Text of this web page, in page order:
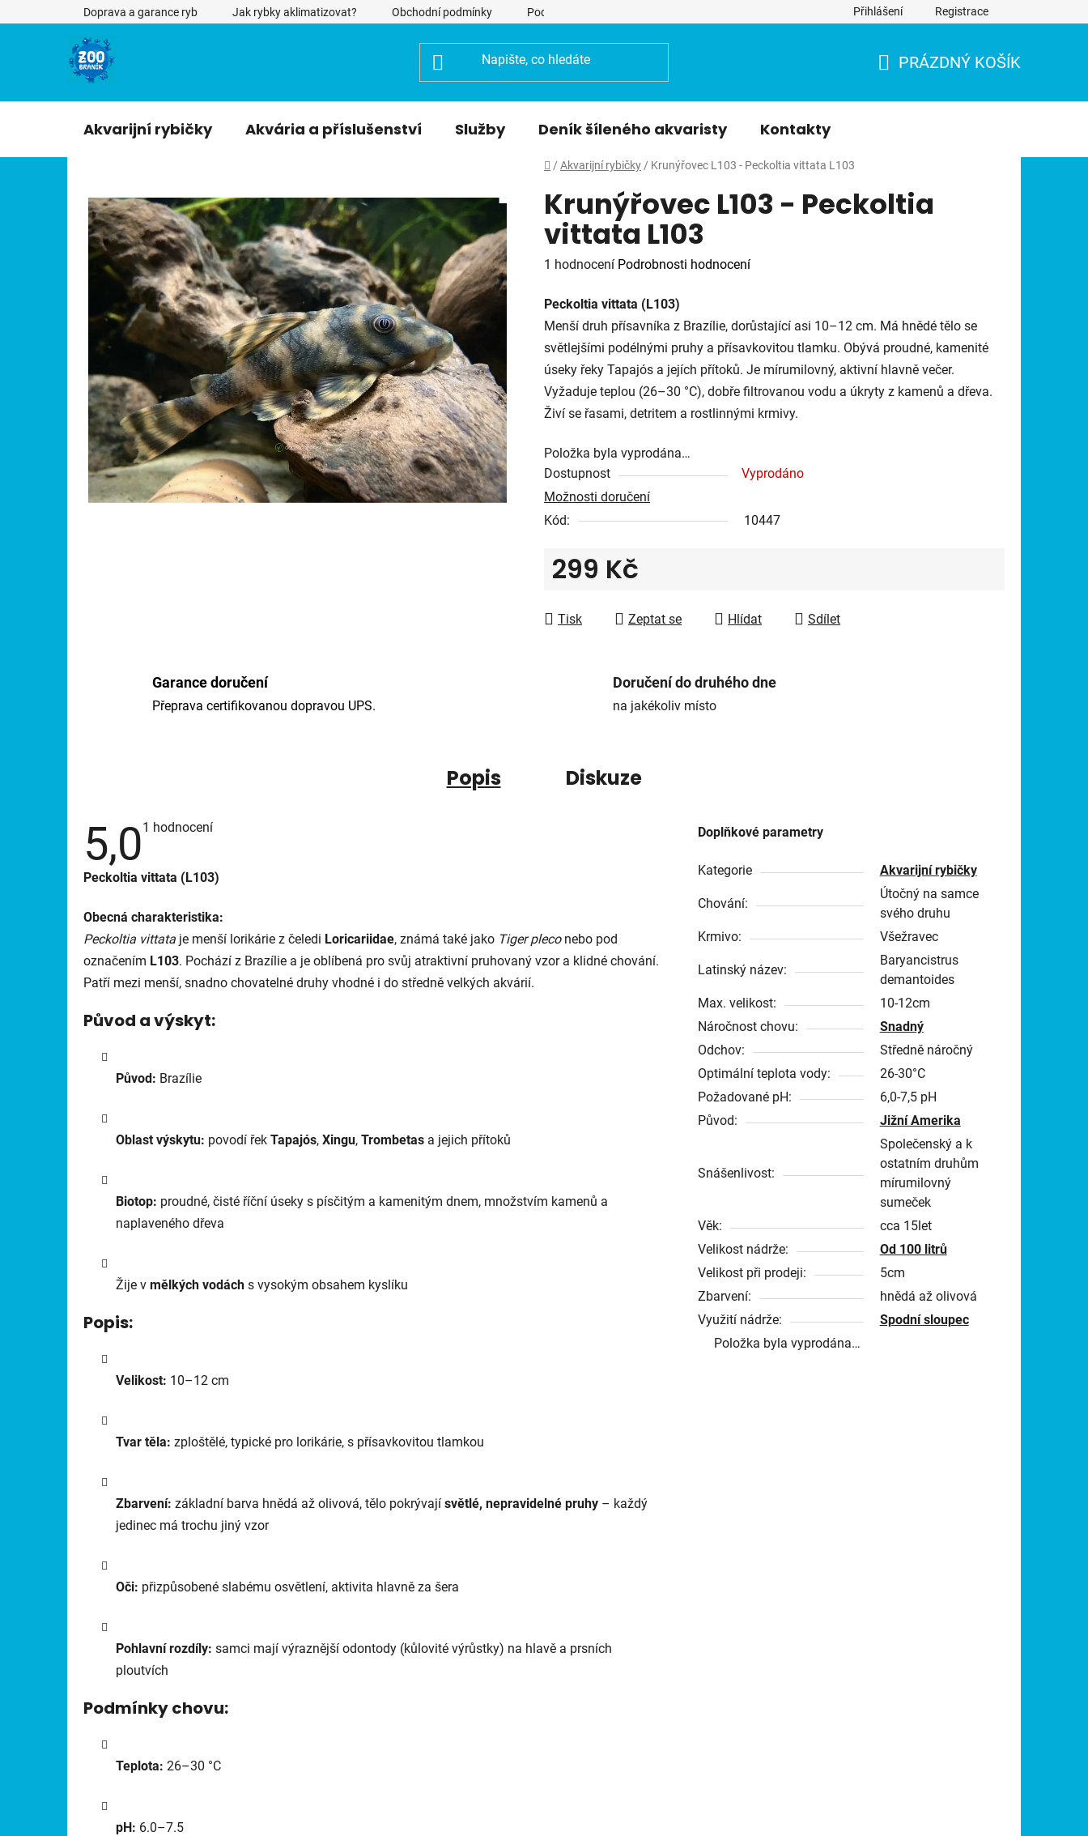
na
Doprava a garance ryb Jak rybky aklimatizovat? Obchodní podmínky Podmínky ochrany osobních údajů Přihlášení Registrace
PRÁZDNÝ KOŠÍK
Akvarijní rybičky Akvária a příslušenství Služby Deník šíleného akvaristy Kontakty
Domů
/ Akvarijní rybičky / Krunýřovec L103 - Peckoltia vittata L103
Krunýřovec L103 - Peckoltia
vittata L103
Průměrné
produktu
je
5,0
z
5
hvězdiček.
1 hodnocení Podrobnosti hodnocení
Peckoltia vittata (L103)
Menší druh přísavníka z Brazílie, dorůstající asi 10–12 cm. Má hnědé tělo se
světlejšími podélnými pruhy a přísavkovitou tlamku. Obývá proudné, kamenité
úseky řeky Tapajós a jejích přítoků. Je mírumilovný, aktivní hlavně večer.
Vyžaduje teplou (26–30 °C), dobře filtrovanou vodu a úkryty z kamenů a dřeva.
Živí se řasami, detritem a rostlinnými krmivy.
Položka byla vyprodána…
Dostupnost
Vyprodáno
Možnosti doručení
Kód:
10447
299 Kč
Tisk
Zeptat se Hlídat Sdílet
Garance doručení
Přeprava certifikovanou dopravou UPS.
Doručení do druhého dne
na jakékoliv místo
Popis Diskuze
5,0Průměrné
5,0
hvězdiček.
1 hodnocení
Peckoltia vittata (L103)
Obecná charakteristika:
Peckoltia vittata je menší lorikárie z čeledi Loricariidae, známá také jako Tiger pleconebo pod
označením L103. Pochází z Brazílie a je oblíbená pro svůj atraktivní pruhovaný vzor a klidné chování.
Patří mezi menší, snadno chovatelné druhy vhodné i do středně velkých akvárií.
Původ a výskyt:
Původ: Brazílie
Oblast výskytu: povodí řek Tapajós, Xingu, Trombetas a jejich přítoků
Biotop: proudné, čisté říční úseky s písčitým a kamenitým dnem, množstvím kamenů a
naplaveného dřeva
Žije v mělkých vodách s vysokým obsahem kyslíku
Popis:
Velikost: 10–12 cm
Tvar těla: zploštělé, typické pro lorikárie, s přísavkovitou tlamkou
Zbarvení: základní barva hnědá až olivová, tělo pokrývají světlé, nepravidelné pruhy – každý
jedinec má trochu jiný vzor
Oči: přizpůsobené slabému osvětlení, aktivita hlavně za šera
Pohlavní rozdíly: samci mají výraznější odontody (kůlovité výrůstky) na hlavě a prsních
ploutvích
Podmínky chovu:
Teplota: 26–30 °C
pH: 6.0–7.5
Doplňkové parametry
Kategorie Akvarijní rybičky
Chování:
Útočný na samce
svého druhu
Krmivo:
Všežravec
Latinský název:
Baryancistrus
demantoides
Max. velikost:
10-12cm
Náročnost chovu:
Snadný
Odchov:
Středně náročný
Optimální teplota vody:
26-30°C
Požadované pH:
6,0-7,5 pH
Původ:
Jižní Amerika
Snášenlivost:
Společenský a k
ostatním druhům
mírumilovný
sumeček
Věk:
cca 15let
Velikost nádrže:
Od 100 litrů
Velikost při prodeji:
5cm
Zbarvení:
hnědá až olivová
Využití nádrže:
Spodní sloupec
Položka byla vyprodána…